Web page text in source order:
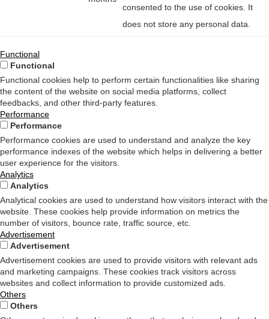
consented to the use of cookies. It
does not store any personal data.
Functional
Functional
Functional cookies help to perform certain functionalities like sharing
the content of the website on social media platforms, collect
feedbacks, and other third-party features.
Performance
Performance
Performance cookies are used to understand and analyze the key
performance indexes of the website which helps in delivering a better
user experience for the visitors.
Analytics
Analytics
Analytical cookies are used to understand how visitors interact with the
website. These cookies help provide information on metrics the
number of visitors, bounce rate, traffic source, etc.
Advertisement
Advertisement
Advertisement cookies are used to provide visitors with relevant ads
and marketing campaigns. These cookies track visitors across
websites and collect information to provide customized ads.
Others
Others